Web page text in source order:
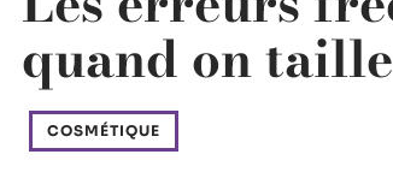
quand on
COSMÉTIQUE